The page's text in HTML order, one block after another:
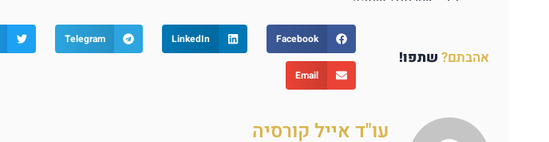
ביטול הגבלת יציאה מהארץ
מחיקת חובות
בית משפט העליון
בית דין רבני
אהבתם? שתפו!
Facebook
LinkedIn
Telegram
Email
עו"ד אייל קורסיה